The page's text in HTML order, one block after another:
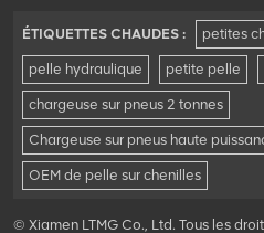
ÉTIQUETTES CHAUDES : petites
pelle hydraulique petite pelle
chargeuse sur pneus 2 tonnes
Chargeuse sur pneus haute
OEM de pelle sur chenilles
© Xiamen LTMG Co., Ltd. Tous les